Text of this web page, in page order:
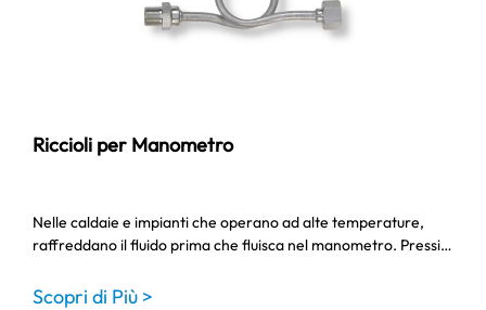
Riccioli per Manometro
Nelle caldaie e impianti che operano ad alte temperature,
raffreddano il fluido prima che fluisca nel manometro. Pressi…
Scopri di Più >